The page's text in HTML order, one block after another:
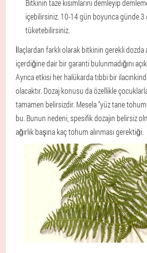
Bitkinin taze kısımlarını demleyip
içebilirsiniz. 10-14 gün boyunca günde
tüketebilirsiniz.
İlaçlardan farklı olarak bitkinin gerekli
içerdiğine dair bir garanti bulunmadığını
Ayrıca etkisi her halükarda tıbbi bir
olacaktır. Dozaj konusu da özellikle
tamamen belirsizdir. Mesela “yüz tane
bu. Bunun nedeni, spesifik dozajın belirsiz
ağırlık başına kaç tohum alınması gerektiği.